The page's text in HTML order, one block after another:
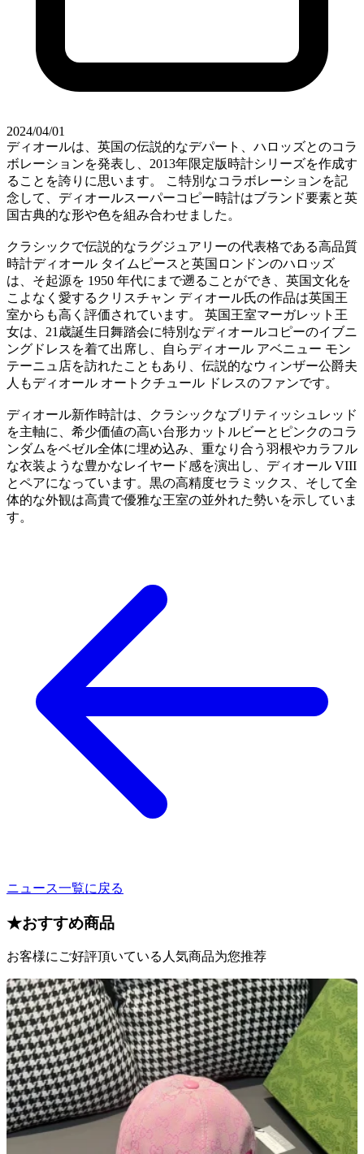
2024/04/01
ディオールは、英国の伝説的なデパート、ハロッズとのコラ
ボレーションを発表し、2013年限定版時計シリーズを作成す
ることを誇りに思います。 こ特別なコラボレーションを記
念して、ディオールスーパーコピー時計はブランド要素と英
国古典的な形や色を組み合わせました。
クラシックで伝説的なラグジュアリーの代表格である高品質
時計ディオール タイムピースと英国ロンドンのハロッズ
は、そ起源を 1950 年代にまで遡ることができ、英国文化を
こよなく愛するクリスチャン ディオール氏の作品は英国王
室からも高く評価されています。 英国王室マーガレット王
女は、21歳誕生日舞踏会に特別なディオールコピーのイブニ
ングドレスを着て出席し、自らディオール アベニュー モン
テーニュ店を訪れたこともあり、伝説的なウィンザー公爵夫
人もディオール オートクチュール ドレスのファンです。
ディオール新作時計は、クラシックなブリティッシュレッド
を主軸に、希少価値の高い台形カットルビーとピンクのコラ
ンダムをベゼル全体に埋め込み、重なり合う羽根やカラフル
な衣装ような豊かなレイヤード感を演出し、ディオール VIII
とペアになっています。黒の高精度セラミックス、そして全
体的な外観は高貴で優雅な王室の並外れた勢いを示していま
す。
ニュース一覧に戻る
★おすすめ商品
お客様にご好評頂いている人気商品为您推荐